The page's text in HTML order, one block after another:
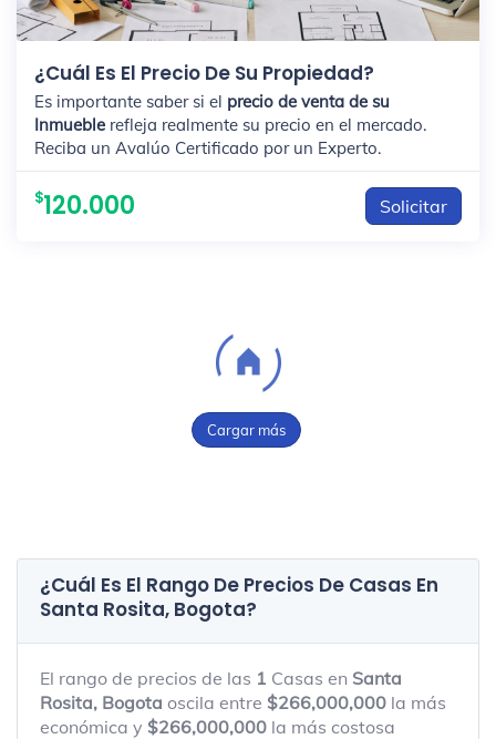
¿Cuál Es El Precio De Su Propiedad?
Es importante saber si el precio de venta de su
Inmueble refleja realmente su precio en el mercado.
Reciba un Avalúo Certificado por un Experto.
120.000 Solicitar
Cargar más
¿Cuál Es El Rango De Precios De Casas En
Santa Rosita, Bogota?
El rango de precios de las 1 Casas en Santa
Rosita, Bogota oscila entre $266,000,000 la más
económica y $266,000,000 la más costosa